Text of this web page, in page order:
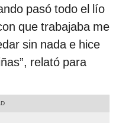
pasó todo el lío
que trabajaba me
sin nada e hice
relató para